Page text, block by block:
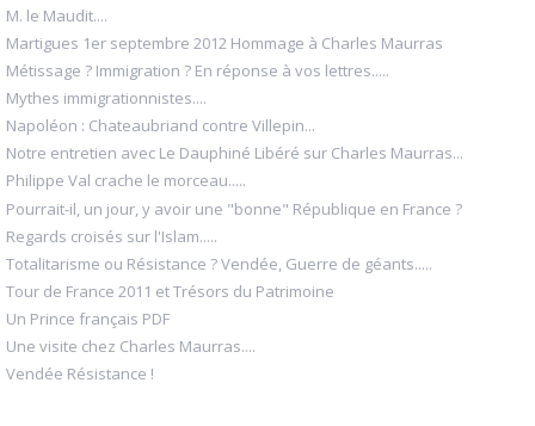
M. le Maudit....
Martigues 1er septembre 2012 Hommage à Charles Maurras
Métissage ? Immigration ? En réponse à vos lettres.....
Mythes immigrationnistes....
Napoléon : Chateaubriand contre Villepin...
Notre entretien avec Le Dauphiné Libéré sur Charles Maurras...
Philippe Val crache le morceau.....
Pourrait-il, un jour, y avoir une "bonne" République en France ?
Regards croisés sur l'Islam.....
Totalitarisme ou Résistance ? Vendée, Guerre de géants.....
Tour de France 2011 et Trésors du Patrimoine
Un Prince français PDF
Une visite chez Charles Maurras....
Vendée Résistance !